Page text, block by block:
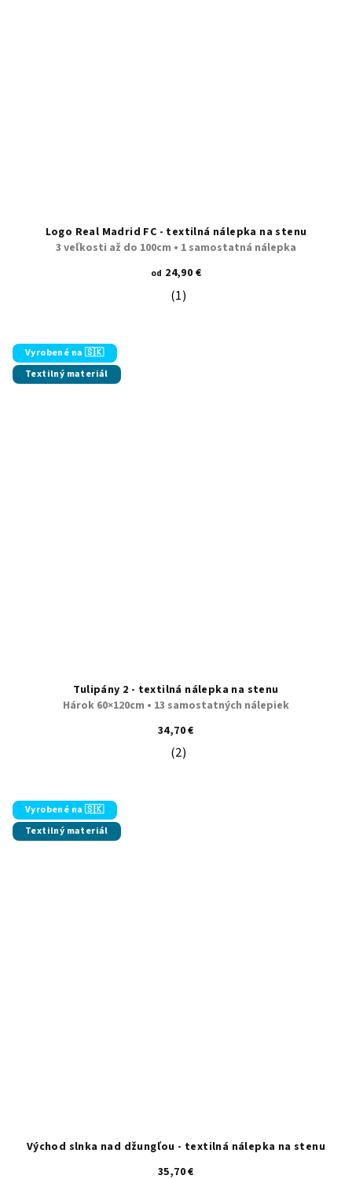
Logo Real Madrid FC - textilná nálepka na stenu
3 veľkosti až do 100cm • 1 samostatná nálepka
od 24,90 €
Priemerné hodnotenie produktu
(1)
Vyrobené na 🇸🇰
Textilný materiál
Tulipány 2 - textilná nálepka na stenu
Hárok 60×120cm • 13 samostatných nálepiek
34,70 €
Priemerné hodnotenie produktu
(2)
Vyrobené na 🇸🇰
Textilný materiál
Východ slnka nad džungľou - textilná nálepka na stenu
35,70 €